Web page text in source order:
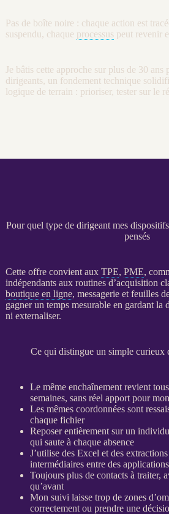
Pas de boîte noire : chaque action est
suspendu, chaque processus peut revenir
Je bâtis cette approche sur plus de 30 ans
dirigeants, un fondement technique
logique de terrain : prioriser, tester sur le
Pour quel type de dirigeant mes
pensés
Cette offre convient aux TPE, PME,
indépendants aux routines d’acquisition
boutique en ligne, messagerie et feuilles
gagner un temps mesurable en gardant la
ni externaliser.
Ce qui distingue un simple curieux
Le même enchaînement revient
semaines, sans réel apport pour
Les mêmes coordonnées sont
chaque fichier
Reposer entièrement sur un
qui saute à chaque absence
J’utilise des Excel et des
intermédiaires entre des applications
Toujours plus de contacts à traiter,
qu’avant
Mon suivi laisse trop de zones
correctement ou prendre une